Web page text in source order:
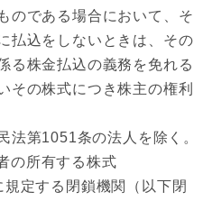
のである場合において、そ
払込をしないときは、その
る株金払込の義務を免れる
その株式につき株主の権利
第1051条の法人を除く。
の所有する株式
定する閉鎖機関（以下閉